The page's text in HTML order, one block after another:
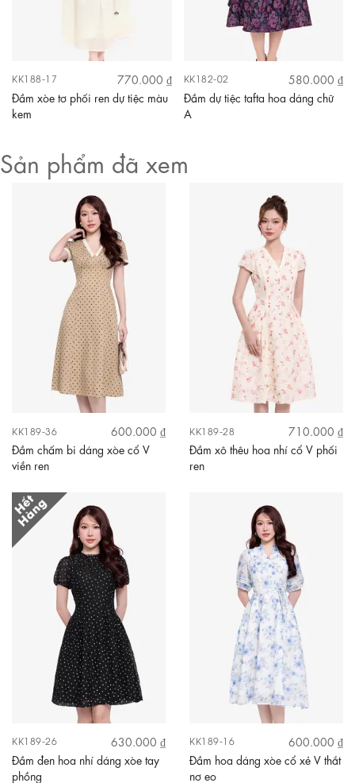
KK188-17
770.000 ₫
Đầm xòe tơ phối ren dự tiệc màu
kem
KK182-02
580.000 ₫
Đầm dự tiệc tafta hoa dáng chữ
A
Sản phẩm đã xem
KK189-36
600.000 ₫
Đầm chấm bi dáng xòe cổ V
viền ren
KK189-28
710.000 ₫
Đầm xô thêu hoa nhí cổ V phối
ren
KK189-26
630.000 ₫
Đầm đen hoa nhí dáng xòe tay
phồng
KK189-16
600.000 ₫
Đầm hoa dáng xòe cổ xẻ V thắt
nơ eo